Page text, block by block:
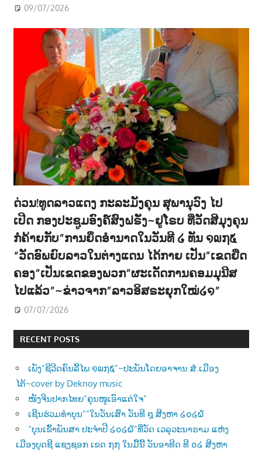
09/07/2026
ດ່ວນ!ທູດລາວແດງ ກະລະມັງຄຸນ ສຸພານຸວົງ ໄປ
ເປີດ ກອງປະຊູມອົງຄ໌ສົງຝຣັ່ງ~ຢູໂຣບ ທີ່ວັດສີມຸງຄຸນ
ກໍຄ້າຍກັບ”ການຍຶດອຳນາດໃນວັນທີ ໒ ທັນ ໑໙໗໕
“ວັດອົພຍົບລາວໃນຕ່າງແດນ ໄດ້ກາຍ ເປັນ”ເຂດຍືດ
ຄອງ”ເປັນເຂດຂອງພວກ”ຜະເດັດການຄອມມຸນີສ
ໄປແລ້ວ”~ຂ່າວຈາກ”ລາວອິສຣະຍຸກໃໝ່໒໑”
07/07/2026
RECENT POSTS
ເພັງ”ຊີວີດຄົນລີ້ໄພ ໑໙໗໕”~ປະພັນໂດຍອາຈານ ສໍ.ເມືອງ
ໄຕ້~cover by Deknoy music
ໜັງຈີນປາກໄທຍ”ຄຸນໜູເອົາແຕ່ໃຈ”
ເຊີນຮ່ວມທຳບຸນ””ໃນວັນເສົາ ວັນທີ ໘ ສີງຫາ ໒໐໒໖
“ບຸນເຂົ້າພັນສາ ປະຈຳປີ ໒໐໒໖”ທີ່ວັດ ເວລຸວະນາຣາມ ແຫ່ງ
ເມືອງບຸດຊີ ແຊງຊອກ ເຂດ ໗໗ ໃນມື້ນີ້ ວັນອາທີດ ທີ ໐໒ ສີງຫາ